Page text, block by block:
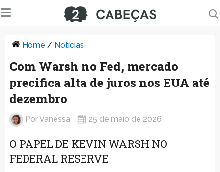
Home / Notícias
Com Warsh no Fed, mercado
precifica alta de juros nos EUA até
dezembro
PorVanessa 25 de maio de 2026
O PAPEL DE KEVIN WARSH NO
FEDERAL RESERVE